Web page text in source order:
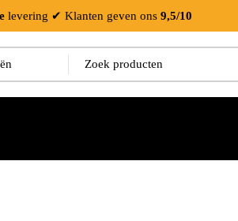
levering ✔ Klanten geven ons 9,5/10